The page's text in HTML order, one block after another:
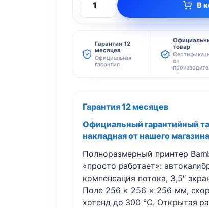
Гарантия 12 месяцев
Официальный гарантийный
накладная от нашего магазина
Полноразмерный принтер
«просто работает»:
компенсация потока, 3,5″
Поле 256 × 256 × 256 мм,
хотенд до 300 °C. Открытая
Количество
Lab
В
Гарантия 12
месяцев
Официальная
гарантия
товар
от